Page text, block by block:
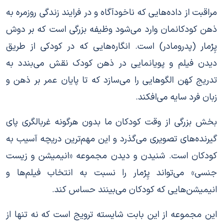
مراقبت از داده‌هایی که ناخودآگاه و در فرایند زندگی روزمره به
ذهن کودکانمان وارد می‌شود وظیفه بزرگی است که بر دوش
پِرْمار (پدرومادر) است. انگاره‌هایی که در کودکی از طریق
دیدن فیلم و پویانمایی در ذهن کودک نقش می‌بندد به
تدریج کهن الگوهایی را می‌سازد که تا پایان عمر بر ذهن و
زبان فرد سایه می‌افکند.
بخش بزرگی از وقت کودکان ما بدون هرگونه غربالگری پای
گیرنده‌های تصویری می‌گذرد و این مهم‌ترین دریچه آسیب به
کودکان است. شنیدن و دیدن مجموعه «انیمیشن و زیست
جنسی» می‌تواند پِرْمار را نسبت به انتخاب فیلم‌ها و
انیمیشن‌هایی که کودکان می‌بینند حساس کند.
این مجموعه از این بابت شایسته ترویج است که نه تنها از